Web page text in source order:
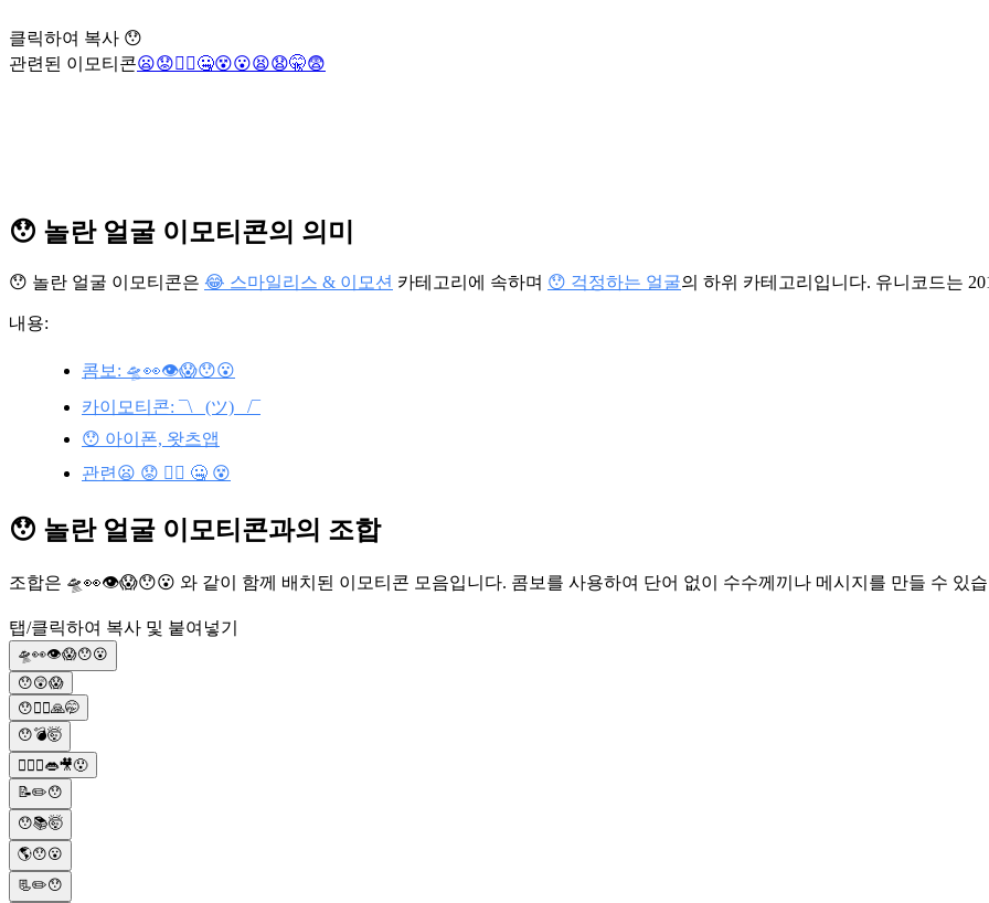
클릭하여 복사 😯
관련된 이모티콘😦😟🤦‍♀️🤐😵😮😫😧🤫😨
😯 놀란 얼굴 이모티콘의 의미
😯 놀란 얼굴 이모티콘은 😂 스마일리스 & 이모션 카테고리에 속하며 😯 걱정하는 얼굴의 하위 카테고리입니다. 유니코드는
내용:
콤보: 🛸👀👁😱😯😮
카이모티콘: ¯\_ (ツ) _/¯
😯 아이폰, 왓츠앱
관련😦 😟 🤦‍♀️ 🤐 😵
😯 놀란 얼굴 이모티콘과의 조합
조합은 🛸👀👁😱😯😮 와 같이 함께 배치된 이모티콘 모음입니다. 콤보를 사용하여 단어 없이 수수께끼나 메시지를 만들 수 있
탭/클릭하여 복사 및 붙여넣기
🛸👀👁😱😯😮
😯😲😱
😯🙆‍♂️🙏🤭
😯💣🤯
🙆‍♀️‍♀️👄🎥😯
📝✏️😯
😯📚🤯
🌎😯😮
📃✏️😯